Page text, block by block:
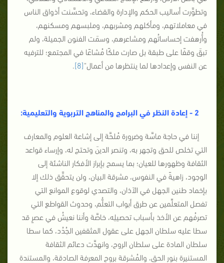
وتطوَّرت أساليب الحكم والإدارة والقضاء، وتحسَّنت أذواق الناس
في معاملاتهم، ومأكلهم ومشربهم، وملبسهم ومسكنهم،
وأُرهفت إحساساتُهم ومشاعرهم، وسمَت الفنون الجميلة، ولم
تبقَ وقفًا على طبقة بل صارت ملكًا مُشاعًا في المجتمع؛ للترفيه
عن النفس وإعدادها لما ينتظرها من أعمال"[8]
.
2 - إعادة النظر في البرامج والمناهج التربوية والتعليمية:
إننا في حاجة ماسَّة وضرورة مُلحَّة إلى إشاعة العلوم والمعارف
التي تخلص للحق وتجهر به، وتنصر الدينَ وتحتج له، وإرساء قواعد
الثقافة وظهورها للعيان؛ بما يسمح بإبراز الأفكار الناشئة إلى
الوجود، زاهيةً في النفوس، مشرقة البيان، ولن يتحقَّق ذلك إلا
بإخماد طنين الجهل في الآذان، والتصدي لوقوع الموانع التي
تفصل المتعلِّمين عن طرق أبواب التعلُّم، وحدوث القواطع التي
تصرفُهم عن الأخذ بأسباب تحصيلِه، خاصَّة وأننا نعيشُ في عصرٍ قد
سطا عليه سلطان الجهل على عقول المثقفين الجُدُد، كما سطا
سلطان المادة على سلطان الروح، وانهدَّت دعائم الثقافة
المستنيرة بنور الحق، والمُشرقة بروح المعرفة الصادقة، والمستندة